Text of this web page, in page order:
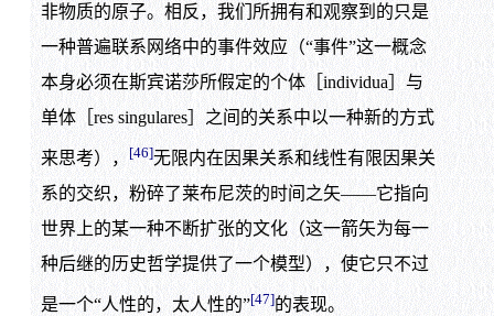
非物质的原子。相反，我们所拥有和观察到的只是
一种普遍联系网络中的事件效应（“事件”这一概念
本身必须在斯宾诺莎所假定的个体［individua］与
单体［res singulares］之间的关系中以一种新的方式
来思考）， [46]无限内在因果关系和线性有限因果关
系的交织，粉碎了莱布尼茨的时间之矢——它指向
世界上的某一种不断扩张的文化（这一箭矢为每一
种后继的历史哲学提供了一个模型），使它只不过
是一个“人性的，太人性的”[47]的表现。